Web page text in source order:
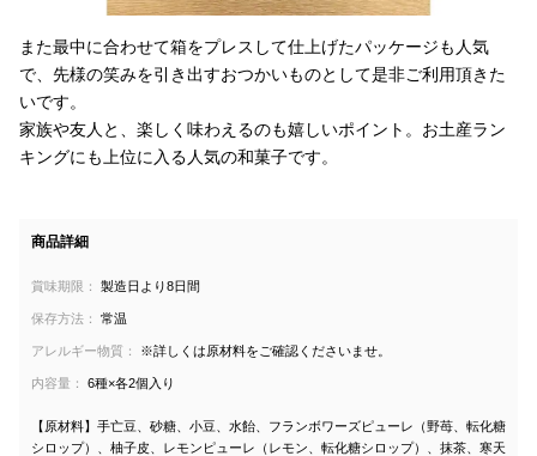
また最中に合わせて箱をプレスして仕上げたパッケージも人気
で、先様の笑みを引き出すおつかいものとして是非ご利用頂きた
いです。
家族や友人と、楽しく味わえるのも嬉しいポイント。お土産ラン
キングにも上位に入る人気の和菓子です。
商品詳細
賞味期限： 製造日より8日間
保存方法： 常温
アレルギー物質： ※詳しくは原材料をご確認くださいませ。
内容量： 6種×各2個入り
【原材料】手亡豆、砂糖、小豆、水飴、フランボワーズピューレ（野苺、転化糖
シロップ）、柚子皮、レモンピューレ（レモン、転化糖シロップ）、抹茶、寒天